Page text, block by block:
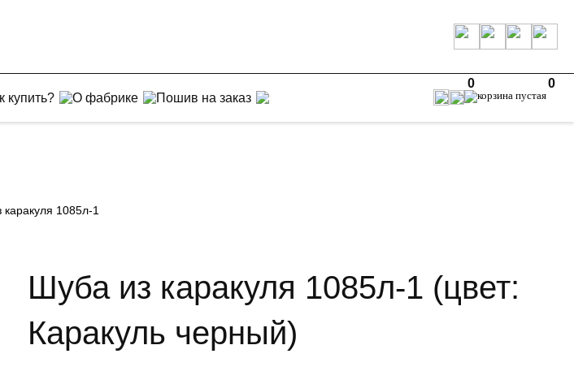
купить? О фабрике Пошив на заказ
0 0
1085л-1
Шуба из каракуля 1085л-1 (цвет:
Каракуль черный)